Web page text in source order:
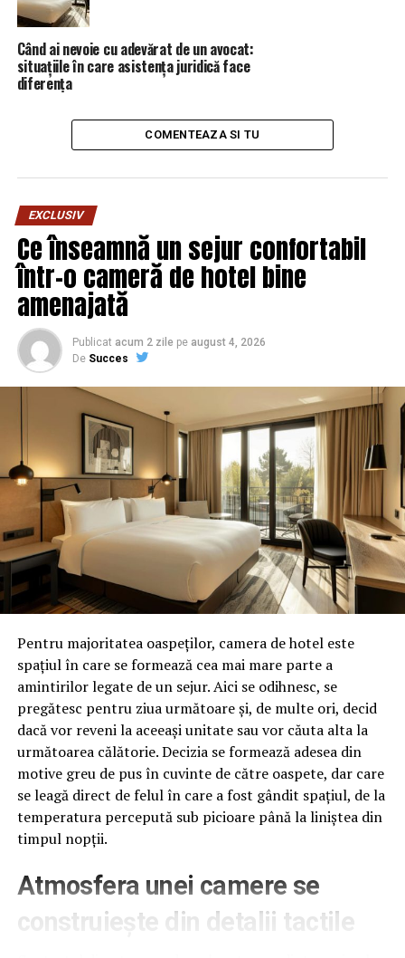
Sursa
https://jurnalulph.ro/administratie/42047-e-
gataploiestiul-este-noul-monte-carloprimarul-dobre-
a-vazut-curse-de-carute.html
ARTICOLE PE ACEIASI TEMA: PRIMA
URMATORUL
EXPLOZIV/AROGANTUL PRIMAR ADRIAN DOBRE
PASTORESTE O STRUCTURA ILEGALA DIN CADRUL POLITIEI
LOCALE PLOIESTI/JAF SI PREJUDICII IMENSE LA BUGETUL
LOCAL – INDIFERENTA CRASA
O guvernare forțată a minorității, fără suport popular,
este un demers falimentar, sortit din start eșecului –
Comisarul de Prahova
Când ai nevoie cu adevărat de un avocat:
situațiile în care asistența juridică face
diferența
COMENTEAZA SI TU
EXCLUSIV
Ce înseamnă un sejur confortabil
într-o cameră de hotel bine
amenajată
Publicat acum 2 zile pe august 4, 2026
De Succes
Pentru majoritatea oaspeților, camera de hotel este
spațiul în care se formează cea mai mare parte a
amintirilor legate de un sejur. Aici se odihnesc, se
pregătesc pentru ziua următoare și, de multe ori, decid
dacă vor reveni la aceeași unitate sau vor căuta alta la
următoarea călătorie. Decizia se formează adesea din
motive greu de pus în cuvinte de către oaspete, dar care
se leagă direct de felul în care a fost gândit spațiul, de la
temperatura percepută sub picioare până la liniștea din
timpul nopții.
Atmosfera unei camere se
construiește din detalii tactile